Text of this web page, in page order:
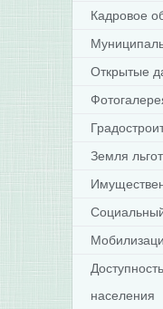
Кадровое
Открытые
Земля
населения